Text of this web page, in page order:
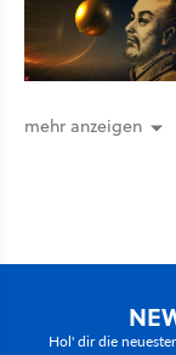
mehr anzeigen
Hol' dir die